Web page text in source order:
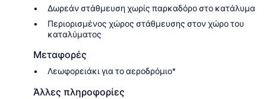
Δωρεάν στάθμευση χωρίς παρκαδόρο στο κατάλυμα
Περιορισμένος χώρος στάθμευσης στον χώρο του
καταλύματος
Μεταφορές
Λεωφορειάκι για το αεροδρόμιο*
Άλλες πληροφορίες